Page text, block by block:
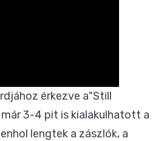
érkezve a"Still
3-4 pit is kialakulhatott a
lengtek a zászlók, a